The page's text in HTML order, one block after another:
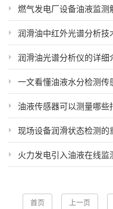
燃气发电厂设备油液监测
润滑油中红外光谱分析技
润滑油光谱分析仪的详细
一文看懂油液水分检测传
油液传感器可以测量哪些
现场设备润滑状态检测
火力发电引入油液在线
首页 上一页